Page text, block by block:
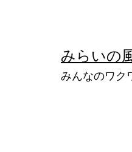
みらいの
みんなのワク